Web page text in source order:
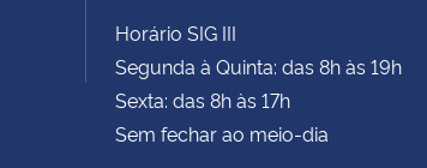
Horário SIG III
Segunda à Quinta: das 8h às 19h
Sexta: das 8h às 17h
Sem fechar ao meio-dia